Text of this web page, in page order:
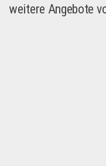
weitere Angebote